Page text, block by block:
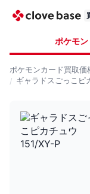
ポケモン
ポケモンカード買取価
ギャラドスごっこピ